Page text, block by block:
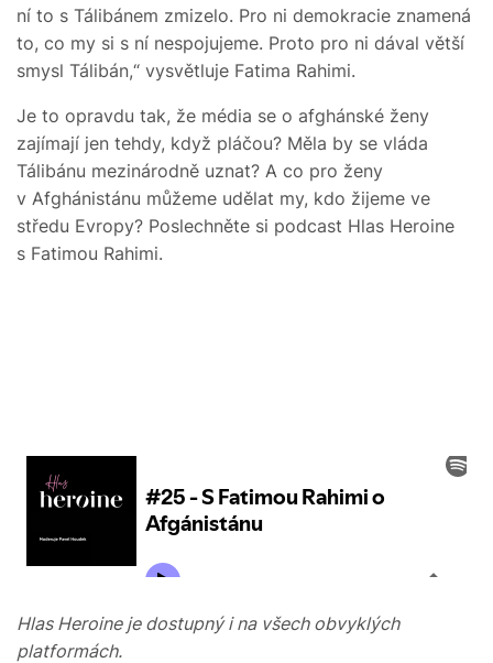
ní to s Tálibánem zmizelo. Pro ni demokracie znamená
to, co my si s ní nespojujeme. Proto pro ni dával větší
smysl Tálibán,“ vysvětluje Fatima Rahimi.
Je to opravdu tak, že média se o afghánské ženy
zajímají jen tehdy, když pláčou? Měla by se vláda
Tálibánu mezinárodně uznat? A co pro ženy
v Afghánistánu můžeme udělat my, kdo žijeme ve
středu Evropy? Poslechněte si podcast Hlas Heroine
s Fatimou Rahimi.
Hlas Heroine je dostupný i na všech obvyklých
platformách.